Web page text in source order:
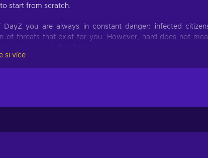
start from scratch.
you are always in constant danger: infected
of threats that exist for you. However, hard does not
mechanics, PvP and PvE combat, and other features:
si více